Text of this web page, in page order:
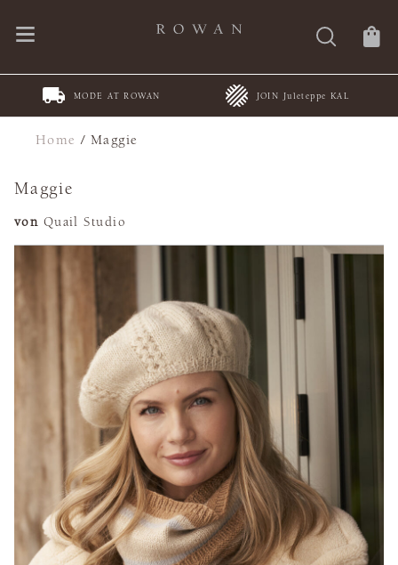
MODE AT ROWAN JOIN Juleteppe KAL
Home /Maggie
Maggie
von Quail Studio